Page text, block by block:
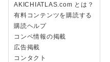
AKICHIATLAS.com とは？
有料コンテンツを購読する
購読ヘルプ
コンペ情報の掲載
広告掲載
コンタクト